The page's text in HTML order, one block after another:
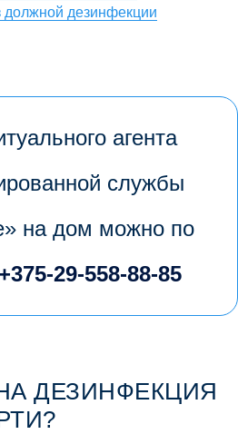
должной дезинфекции
агента
службы
на дом можно по
+375-29-558-88-85
ДЕЗИНФЕКЦИЯ